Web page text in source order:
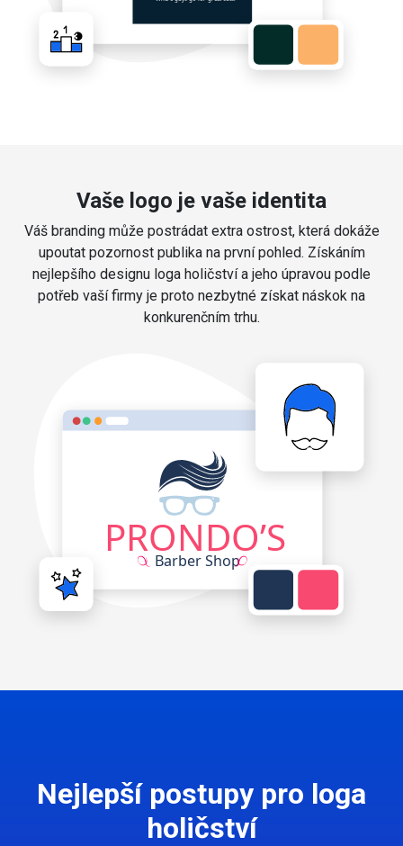
Vaše logo je vaše identita
Váš branding může postrádat extra ostrost, která dokáže
upoutat pozornost publika na první pohled. Získáním
nejlepšího designu loga holičství a jeho úpravou podle
potřeb vaší firmy je proto nezbytné získat náskok na
konkurenčním trhu.
Nejlepší postupy pro loga
holičství